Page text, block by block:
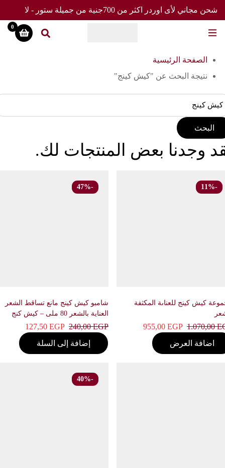
شحن مجاني لأى اوردر اكثر من 700جنية من جميلة ستور - لا
تفوت العرض
0
الصفحة الرئيسية
نتيجة البحث عن "كيش كينج"
البحث
وجدنا بعض المنتجات لك.
كيش كينج للعناىة المكثفة
1.070,00
955,00EGP
اضافة العرض
شامبو كيش كينج مانع تساقط الشعر
العناية بالشعر 80 ملى – كيش كنج
240,00EGP
127,50EGP
إضافة إلى السلة